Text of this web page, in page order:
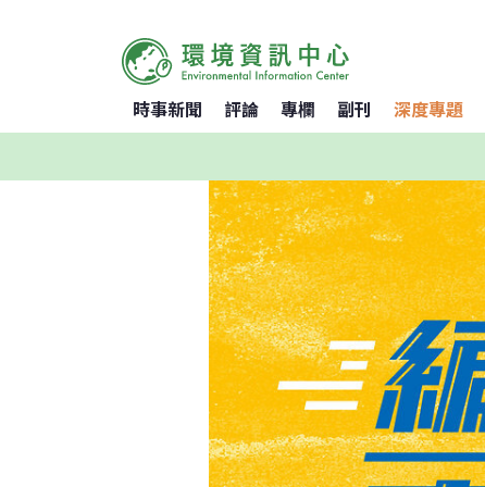
時事新聞 評論 專欄 副刊 深度專題